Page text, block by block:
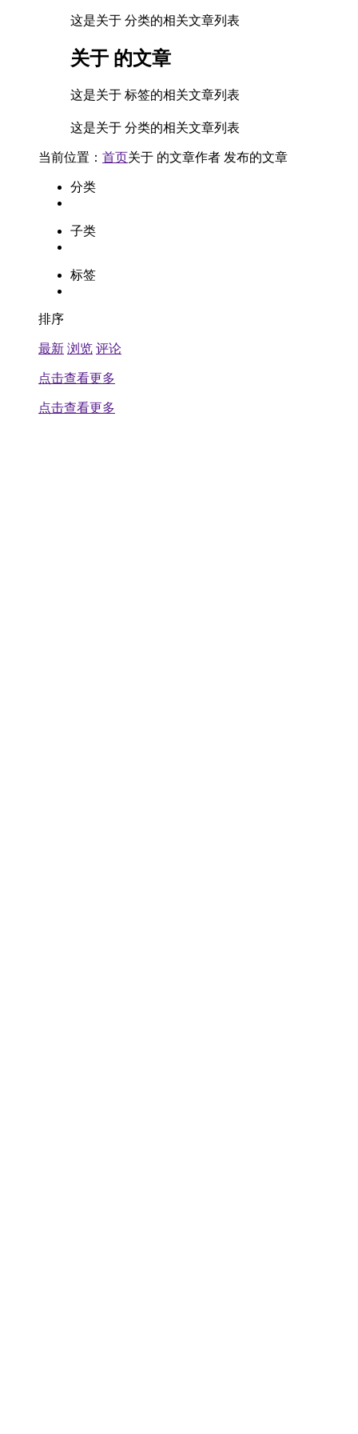
这是关于 分类的相关文章列表
关于 的文章
这是关于 标签的相关文章列表
这是关于 分类的相关文章列表
当前位置： 首页关于 的文章作者 发布的文章
分类
子类
标签
排序
最新 浏览 评论
点击查看更多
点击查看更多